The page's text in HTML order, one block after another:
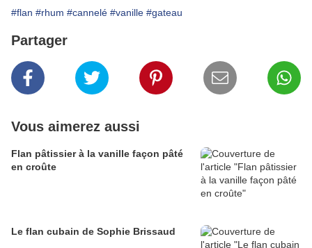
#flan #rhum #cannelé #vanille #gateau
Partager
Vous aimerez aussi
Flan pâtissier à la vanille façon pâté
en croûte
Le flan cubain de Sophie Brissaud